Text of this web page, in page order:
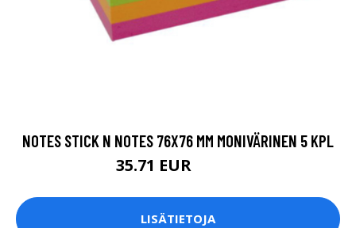
NOTES STICK N NOTES 76X76 MM MONIVÄRINEN 5 KPL
35.71 EUR
LISÄTIETOJA